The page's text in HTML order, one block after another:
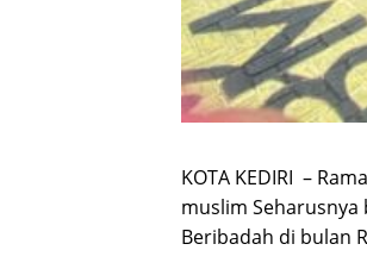
KOTA KEDIRI –
muslim
Beribadah di bulan